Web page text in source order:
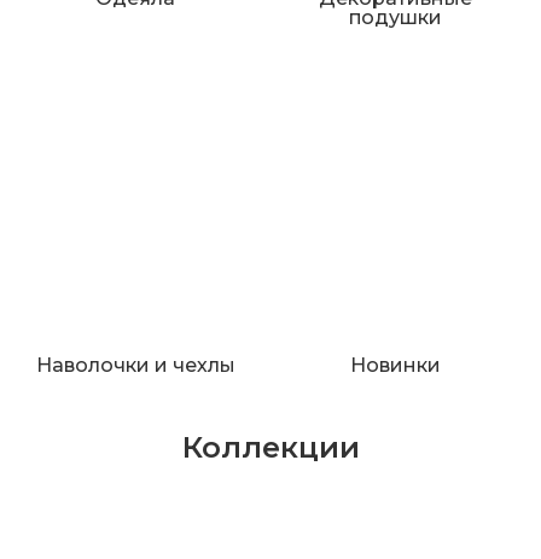
подушки
Наволочки и чехлы Новинки
Коллекции